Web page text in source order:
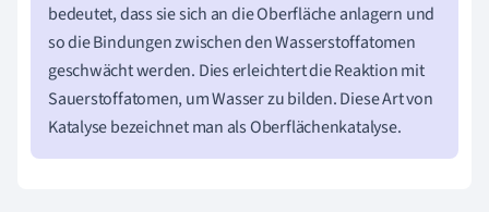
bedeutet, dass sie sich an die Oberfläche anlagern und
so die Bindungen zwischen den Wasserstoffatomen
geschwächt werden. Dies erleichtert die Reaktion mit
Sauerstoffatomen, um Wasser zu bilden. Diese Art von
Katalyse bezeichnet man als Oberflächenkatalyse.